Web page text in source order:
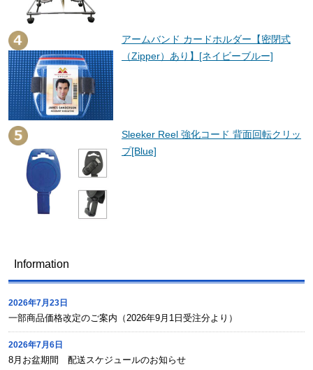
アームバンド カードホルダー【密閉式
（Zipper）あり】[ネイビーブルー]
Sleeker Reel 強化コード 背面回転クリッ
プ[Blue]
Information
2026年7月23日
一部商品価格改定のご案内（2026年9月1日受注分より）
2026年7月6日
8月お盆期間 配送スケジュールのお知らせ